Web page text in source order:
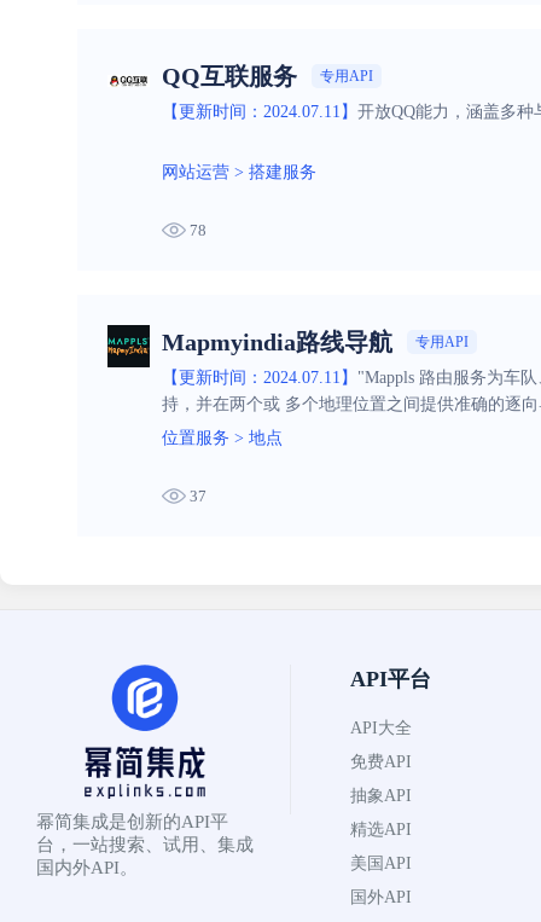
QQ互联服务 专用API
【更新时间：2024.07.11】 开放QQ能力，涵盖多
网站运营 > 搭建服务
78
Mapmyindia路线导航 专用API
【更新时间：2024.07.11】 "Mappls 路由服务为车
持，并在两个或 多个地理位置之间提供准确的逐
位置服务 > 地点
37
幂简集成是创新的API平
台，一站搜索、试用、集成
国内外API。
API平台
API大全
免费API
抽象API
精选API
美国API
国外API